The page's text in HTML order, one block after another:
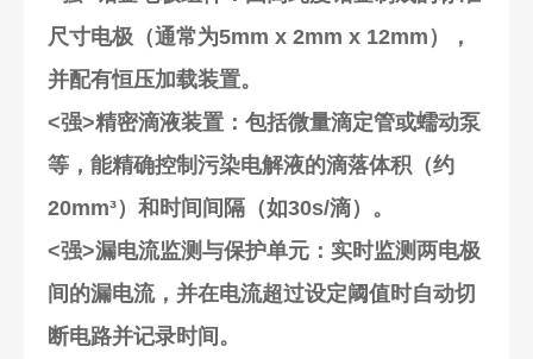
尺寸电极（通常为5mm x 2mm x 12mm），
并配有恒压加载装置。
<强>精密滴液装置 ：包括微量滴定管或蠕动泵
等，能精确控制污染电解液的滴落体积（约
20mm³）和时间间隔（如30s/滴）。
<强>漏电流监测与保护单元 ：实时监测两电极
间的漏电流，并在电流超过设定阈值时自动切
断电路并记录时间。